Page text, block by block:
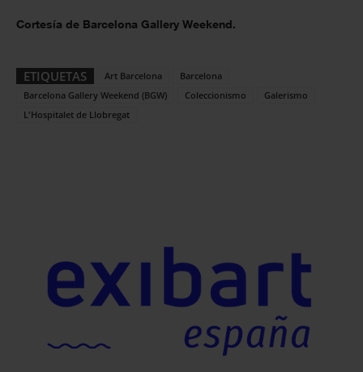
Cortesía de Barcelona Gallery Weekend.
ETIQUETAS Art Barcelona
Barcelona
Barcelona Gallery Weekend (BGW)
Coleccionismo
Galerismo
L'Hospitalet de Llobregat